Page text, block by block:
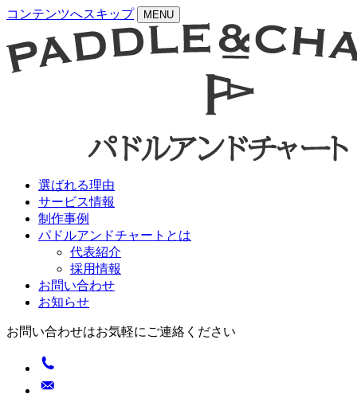
コンテンツへスキップ MENU
選ばれる理由
サービス情報
制作事例
パドルアンドチャートとは
代表紹介
採用情報
お問い合わせ
お知らせ
お問い合わせはお気軽にご連絡ください